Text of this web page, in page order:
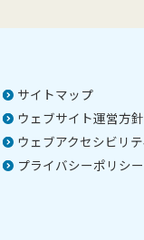
サイトマップ
ウェブサイト運営方針
ウェブアクセシビリ
プライバシーポリシー